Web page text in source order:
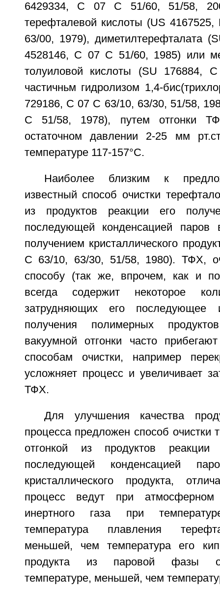
6429334, С 07 С 51/60, 51/58,
терефталевой кислоты (US
63/00, 1979), диметилтерефталата
4528146, С 07 С 51/60, 1985) или
толуиловой кислоты (SU 176884,
частичньм гидролизом 1,4-
729186, С 07 С 63/10, 63/30, 51/58,
С 51/58, 1978), путем отгонки
остаточном давлении 2-25 мм
температуре 117-157°С.
Наиболее близким к
известный способ очистки
из продуктов реакции его
последующей конденсацией
получением кристаллического
С 63/10, 63/30, 51/58, 1980). ТФХ,
способу (так же, впрочем, как и
всегда содержит некоторое
затрудняющих его последующее
получения полимерных
вакуумной отгонки часто
способам очистки, например
усложняет процесс и увеличивает
ТФХ.
Для улучшения качества
процесса предложен способ очистки
отгонкой из продуктов
последующей конденсацией
кристаллического продукта,
процесс ведут при
инертного газа при
температура плавления
меньшей, чем температура его
продукта из паровой фазы
температуре, меньшей, чем